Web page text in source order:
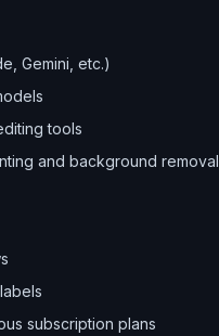
Gemini, etc.)
tools
and background removal
subscription plans